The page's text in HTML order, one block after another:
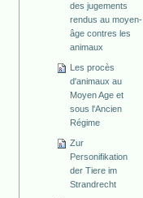
des jugements
rendus au moyen-
âge contres les
animaux
Les procès
d'animaux au
Moyen Age et
sous l'Ancien
Régime
Zur
Personifikation
der Tiere im
Strandrecht